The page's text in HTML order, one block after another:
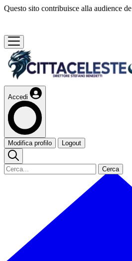
Questo sito contribuisce alla audience de
Accedi
Modifica profilo Logout
Cerca